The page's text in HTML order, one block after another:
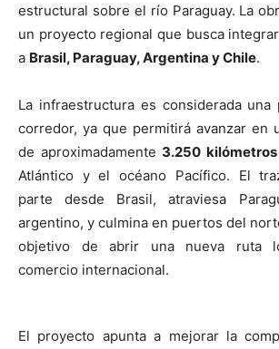
estructural sobre el río Paraguay. La
un proyecto regional que busca
a Brasil, Paraguay, Argentina y Chile.
La infraestructura es considerada una
corredor, ya que permitirá avanzar en
de aproximadamente 3.250 kilómetros
Atlántico y el océano Pacífico. El
parte desde Brasil, atraviesa
argentino, y culmina en puertos del
objetivo de abrir una nueva ruta
comercio internacional.
El proyecto apunta a mejorar la